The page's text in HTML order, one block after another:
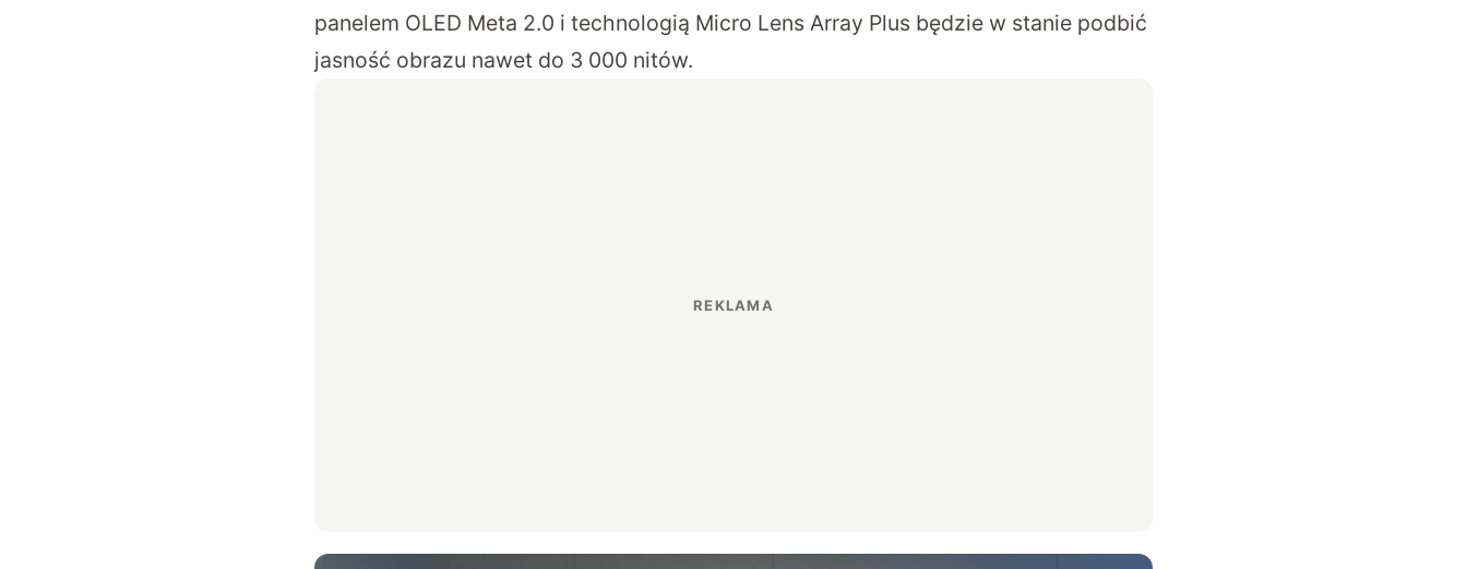
panelem OLED Meta 2.0 i technologią Micro Lens Array Plus będzie w stanie podbić
jasność obrazu nawet do 3 000 nitów.